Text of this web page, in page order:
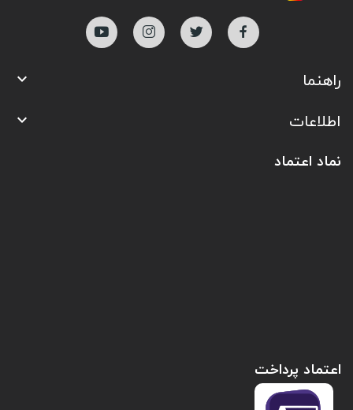
راهنما 
اطلاعات 
نماد اعتماد
اعتماد پرداخت